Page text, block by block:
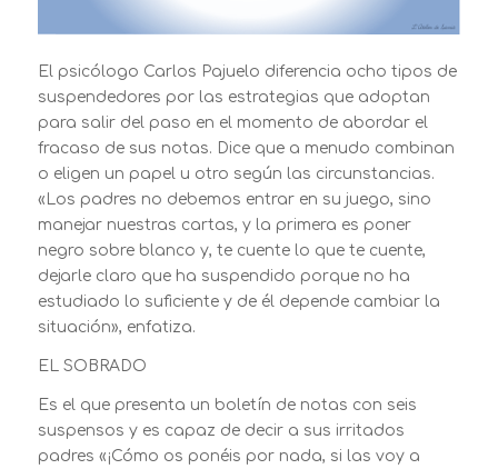
El psicólogo Carlos Pajuelo diferencia ocho tipos de
suspendedores por las estrategias que adoptan
para salir del paso en el momento de abordar el
fracaso de sus notas. Dice que a menudo combinan
o eligen un papel u otro según las circunstancias.
«Los padres no debemos entrar en su juego, sino
manejar nuestras cartas, y la primera es poner
negro sobre blanco y, te cuente lo que te cuente,
dejarle claro que ha suspendido porque no ha
estudiado lo suficiente y de él depende cambiar la
situación», enfatiza.
EL SOBRADO
Es el que presenta un boletín de notas con seis
suspensos y es capaz de decir a sus irritados
padres «¡Cómo os ponéis por nada, si las voy a